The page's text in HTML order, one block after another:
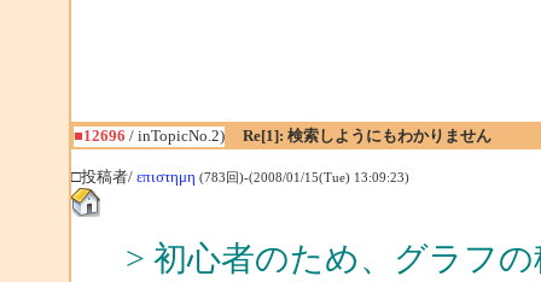
■12696 / inTopicNo.2) Re[1]: 検索しようにもわかりません
□投稿者/ επιστημη (783回)-(2008/01/15(Tue) 13:09:23)
> 初心者のため、グラフ